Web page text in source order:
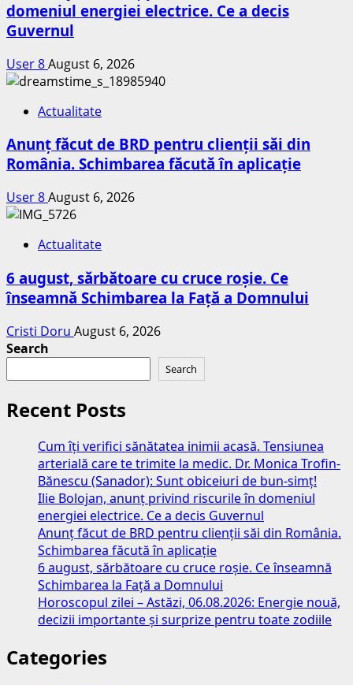
domeniul energiei electrice. Ce a decis
Guvernul
User 8August 6, 2026
Actualitate
Anunț făcut de BRD pentru clienții săi din
România. Schimbarea făcută în aplicație
User 8August 6, 2026
Actualitate
6 august, sărbătoare cu cruce roșie. Ce
înseamnă Schimbarea la Față a Domnului
Cristi Doru August 6, 2026
Search
Search
Recent Posts
Cum îți verifici sănătatea inimii acasă. Tensiunea
arterială care te trimite la medic. Dr. Monica Trofin-
Bănescu (Sanador): Sunt obiceiuri de bun-simț!
Ilie Bolojan, anunț privind riscurile în domeniul
energiei electrice. Ce a decis Guvernul
Anunț făcut de BRD pentru clienții săi din România.
Schimbarea făcută în aplicație
6 august, sărbătoare cu cruce roșie. Ce înseamnă
Schimbarea la Față a Domnului
Horoscopul zilei – Astăzi, 06.08.2026: Energie nouă,
decizii importante și surprize pentru toate zodiile
Categories